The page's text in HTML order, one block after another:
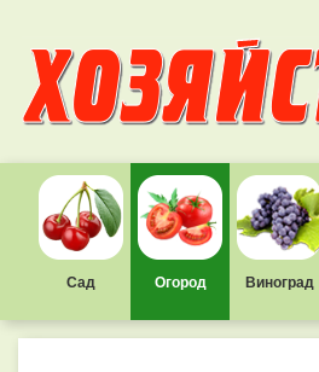
Сад Огород Виноград